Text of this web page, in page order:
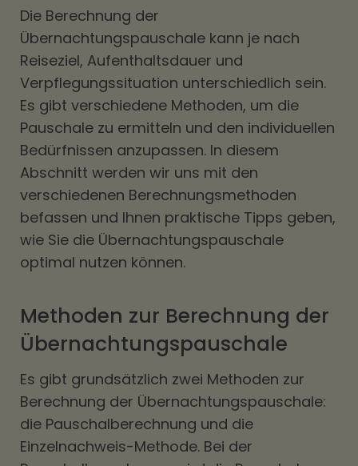
Die Berechnung der
Übernachtungspauschale kann je nach
Reiseziel, Aufenthaltsdauer und
Verpflegungssituation unterschiedlich sein.
Es gibt verschiedene Methoden, um die
Pauschale zu ermitteln und den individuellen
Bedürfnissen anzupassen. In diesem
Abschnitt werden wir uns mit den
verschiedenen Berechnungsmethoden
befassen und Ihnen praktische Tipps geben,
wie Sie die Übernachtungspauschale
optimal nutzen können.
Methoden zur Berechnung der
Übernachtungspauschale
Es gibt grundsätzlich zwei Methoden zur
Berechnung der Übernachtungspauschale:
die Pauschalberechnung und die
Einzelnachweis-Methode. Bei der